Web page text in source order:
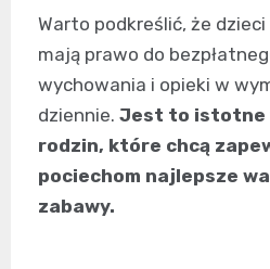
Warto podkreślić, że
mają prawo do
wychowania i opieki w
dziennie. Jest to istotne
rodzin, które chcą
pociechom najlepsze
zabawy.